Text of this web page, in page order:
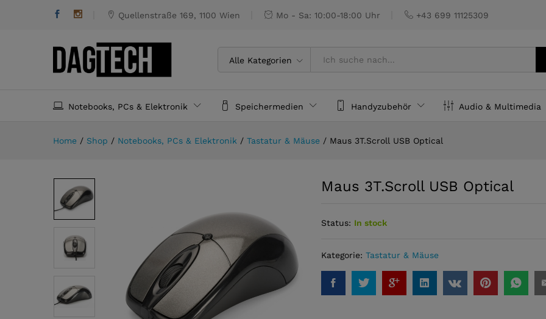
Quellenstraße 169, 1100 Wien Mo - Sa: 10:00-18:00 Uhr +43 699 11125309
Alle Kategorien
Notebooks, PCs & Elektronik Speichermedien Handyzubehör Audio & Multimedia
Home / Shop / Notebooks, PCs & Elektronik / Tastatur & Mäuse / Maus 3T.Scroll USB Optical
Maus 3T.Scroll USB Optical
Status: In stock
Kategorie: Tastatur & Mäuse
Maus 3T.Scroll USB Optical